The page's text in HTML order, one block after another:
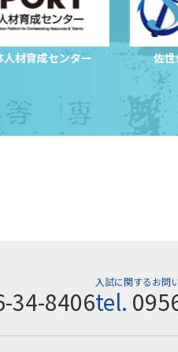
人材育成センター 佐世
34-8406
入試に関するお問
tel.